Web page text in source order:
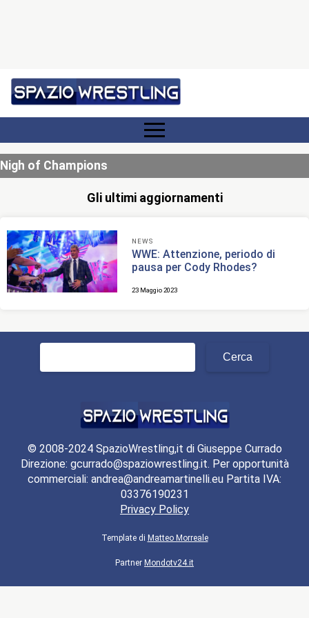
Nigh of Champions
Gli ultimi aggiornamenti
NEWS
WWE: Attenzione, periodo di
pausa per Cody Rhodes?
23 Maggio 2023
Ricerca
© 2008-2024 SpazioWrestling,it di Giuseppe Currado
Direzione: gcurrado@spaziowrestling.it. Per opportunità
commerciali: andrea@andreamartinelli.eu Partita IVA:
03376190231
Privacy Policy
Template di Matteo Morreale
Partner Mondotv24.it